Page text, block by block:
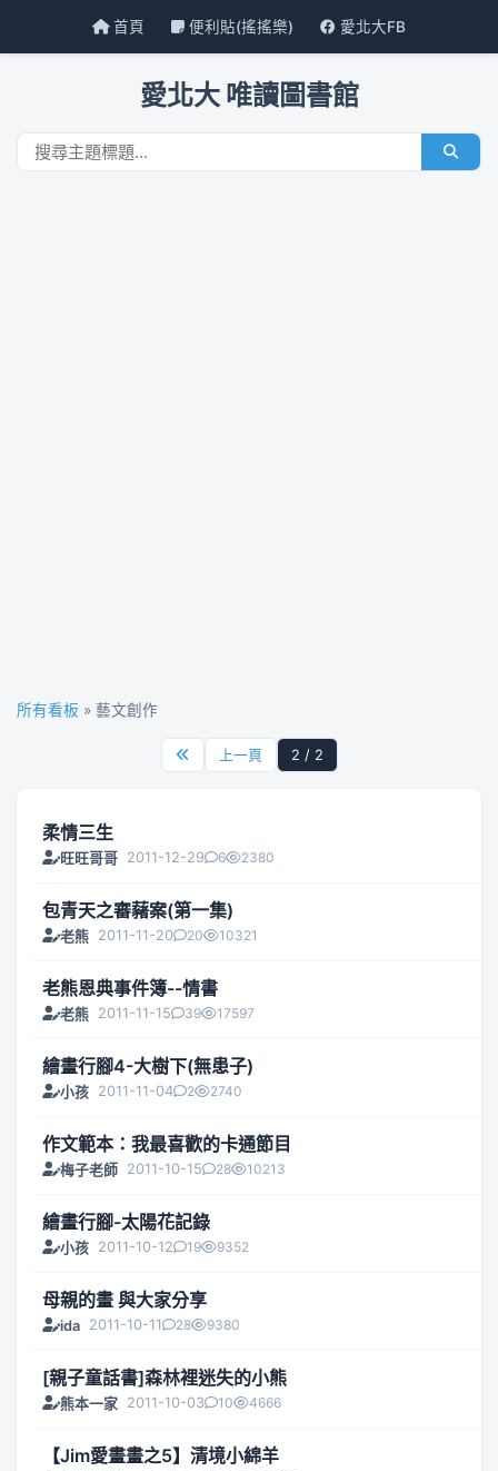
首頁 便利貼(搖搖樂) 愛北大FB
愛北大 唯讀圖書館
所有看板 » 藝文創作
上一頁 2 / 2
柔情三生
旺旺哥哥 2011-12-29 6 2380
包青天之審藸案(第一集)
老熊 2011-11-20 20 10321
老熊恩典事件簿--情書
老熊 2011-11-15 39 17597
繪畫行腳4-大樹下(無患子)
小孩 2011-11-04 2 2740
作文範本：我最喜歡的卡通節目
梅子老師 2011-10-15 28 10213
繪畫行腳-太陽花記錄
小孩 2011-10-12 19 9352
母親的畫 與大家分享
ida 2011-10-11 28 9380
[親子童話書]森林裡迷失的小熊
熊本一家 2011-10-03 10 4666
【Jim愛畫畫之5】清境小綿羊